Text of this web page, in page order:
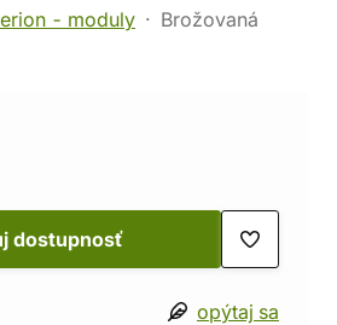
- moduly
Brožovaná
dostupnosť
opýtaj sa